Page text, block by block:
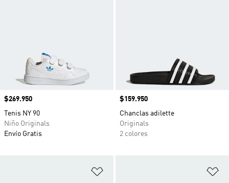
Precio
$269.950
Tenis NY 90
Niño Originals
Envío Gratis
Precio
$159.950
Chanclas adilette
Originals
2 colores